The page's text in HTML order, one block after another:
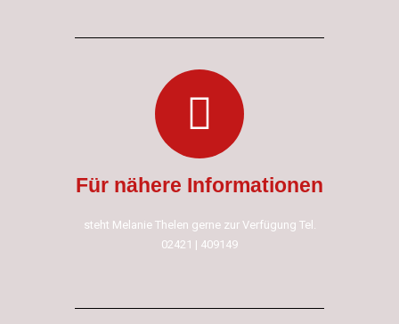
Für nähere Informationen
steht Melanie Thelen gerne zur Verfügung Tel.
02421 | 409149